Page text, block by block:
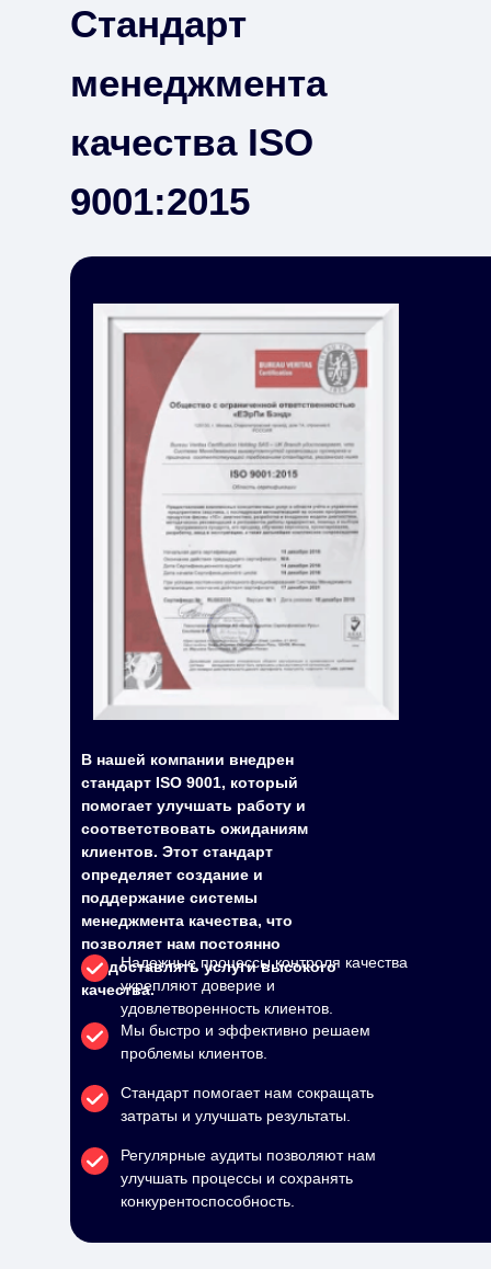
В нашей компании внедрен
стандарт ISO 9001, который
помогает улучшать работу и
соответствовать ожиданиям
клиентов. Этот стандарт
определяет создание и
поддержание системы
менеджмента качества, что
позволяет нам постоянно
предоставлять услуги высокого
качества.
Стандарт
менеджмента
качества ISO
9001:2015
Надежные процессы контроля качества
укрепляют доверие и
удовлетворенность клиентов.
Мы быстро и эффективно решаем
проблемы клиентов.
Стандарт помогает нам сокращать
затраты и улучшать результаты.
Регулярные аудиты позволяют нам
улучшать процессы и сохранять
конкурентоспособность.